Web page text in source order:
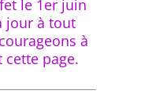
le 1er juin
jour à tout
à
page.